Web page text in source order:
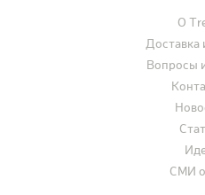
О
Доставка
Вопросы
СМИ